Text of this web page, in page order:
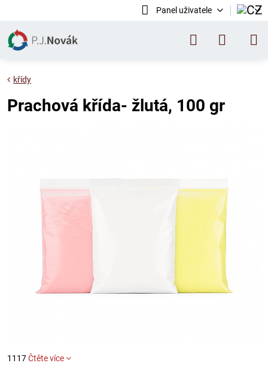
Panel uživatele
křídy
Prachová křída- žlutá, 100 gr
1117Čtěte více